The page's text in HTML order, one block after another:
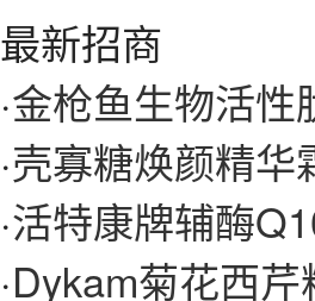
最新招商
·金枪鱼生物活性
·壳寡糖焕颜精华
·活特康牌辅酶
·Dykam菊花西